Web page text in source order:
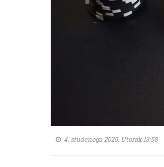
4. studenoga 2025. Utorak 13:58